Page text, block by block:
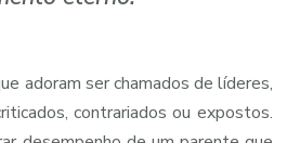
adoram ser chamados de líderes,
contrariados ou expostos.